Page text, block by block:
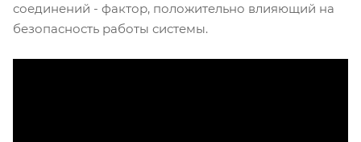
соединений - фактор, положительно влияющий на
безопасность работы системы.